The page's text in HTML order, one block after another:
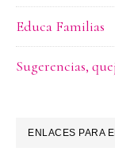
Educa Familias
Sugerencias,
ENLACES PARA